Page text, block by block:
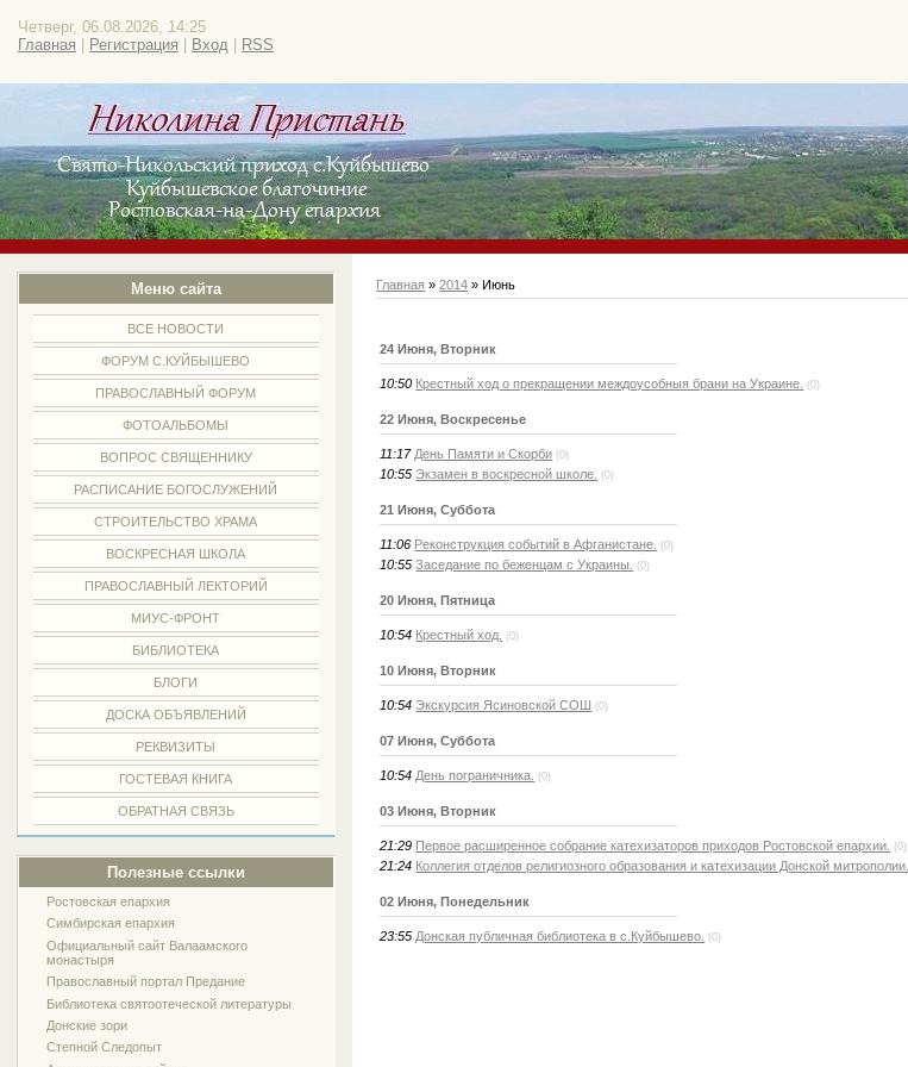
Четверг, 06.08.2026, 14:25
Главная
Регистрация Вход RSS
Меню сайта
ВСЕ НОВОСТИ
ФОРУМ С.КУЙБЫШЕВО
ПРАВОСЛАВНЫЙ ФОРУМ
ФОТОАЛЬБОМЫ
ВОПРОС СВЯЩЕННИКУ
РАСПИСАНИЕ БОГОСЛУЖЕНИЙ
СТРОИТЕЛЬСТВО ХРАМА
ВОСКРЕСНАЯ ШКОЛА
ПРАВОСЛАВНЫЙ ЛЕКТОРИЙ
МИУС-ФРОНТ
БИБЛИОТЕКА
БЛОГИ
ДОСКА ОБЪЯВЛЕНИЙ
РЕКВИЗИТЫ
ГОСТЕВАЯ КНИГА
ОБРАТНАЯ СВЯЗЬ
Полезные ссылки
Ростовская епархия
Симбирская епархия
Официальный сайт Валаамского
монастыря
Православный портал Предание
Библиотека святоотеческой литературы
Донские зори
Степной Следопыт
Главная »2014 » Июнь
24 Июня, Вторник
10:50 Крестный ход о прекращении междоусобныя брани на Украине. (0)
22 Июня, Воскресенье
11:17 День Памяти и Скорби (0)
10:55 Экзамен в воскресной школе. (0)
21 Июня, Суббота
11:06 Реконструкция событий в Афганистане. (0)
10:55 Заседание по беженцам с Украины. (0)
20 Июня, Пятница
10:54 Крестный ход. (0)
10 Июня, Вторник
10:54 Экскурсия Ясиновской СОШ (0)
07 Июня, Суббота
10:54 День пограничника. (0)
03 Июня, Вторник
21:29 Первое расширенное собрание катехизаторов приходов Ростовской епархии. (0)
21:24 Коллегия отделов религиозного образования и катехизации Донской митрополии.
02 Июня, Понедельник
23:55 Донская публичная библиотека в с.Куйбышево. (0)